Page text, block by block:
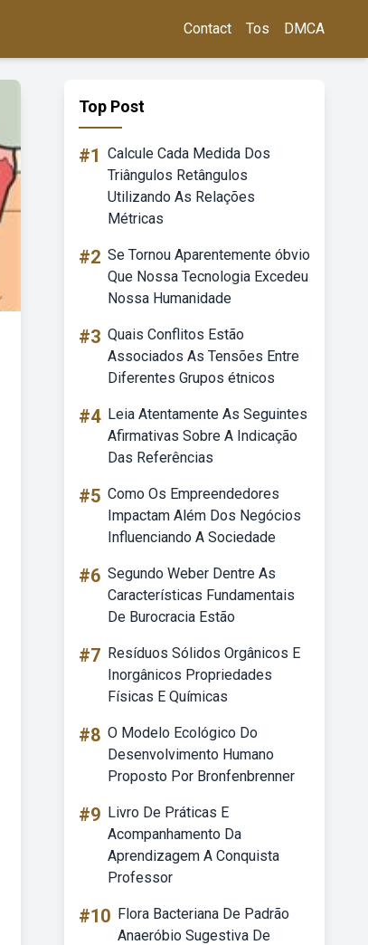
Contact Tos DMCA
Top Post
#1 Calcule Cada Medida Dos
Triângulos Retângulos
Utilizando As Relações
Métricas
#2 Se Tornou Aparentemente óbvio
Que Nossa Tecnologia Excedeu
Nossa Humanidade
#3 Quais Conflitos Estão
Associados As Tensões Entre
Diferentes Grupos étnicos
#4 Leia Atentamente As Seguintes
Afirmativas Sobre A Indicação
Das Referências
#5 Como Os Empreendedores
Impactam Além Dos Negócios
Influenciando A Sociedade
#6 Segundo Weber Dentre As
Características Fundamentais
De Burocracia Estão
#7 Resíduos Sólidos Orgânicos E
Inorgânicos Propriedades
Físicas E Químicas
#8 O Modelo Ecológico Do
Desenvolvimento Humano
Proposto Por Bronfenbrenner
#9 Livro De Práticas E
Acompanhamento Da
Aprendizagem A Conquista
Professor
#10 Flora Bacteriana De Padrão
Anaeróbio Sugestiva De